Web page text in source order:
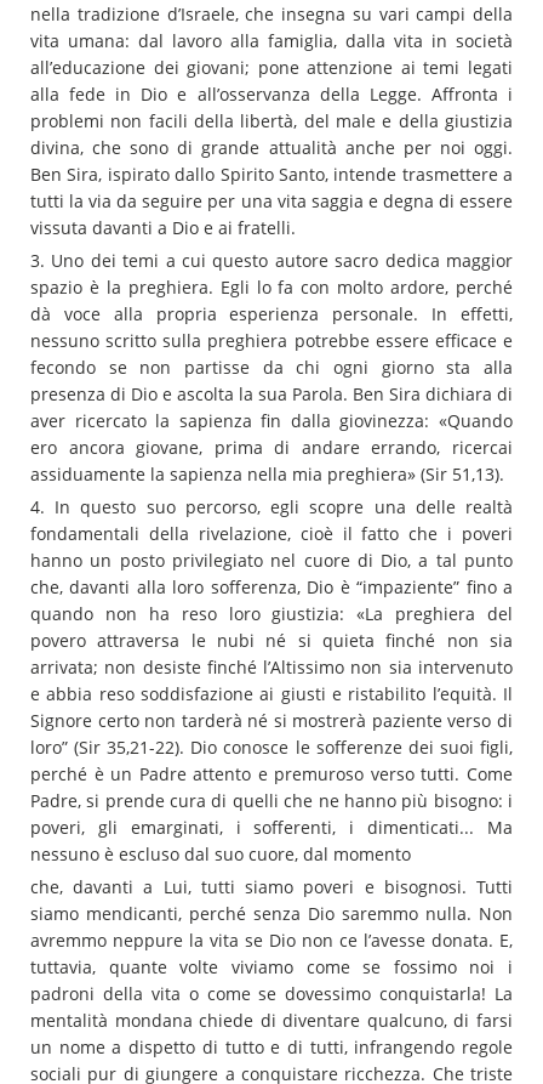
nella tradizione d’Israele, che insegna su vari campi della
vita umana: dal lavoro alla famiglia, dalla vita in società
all’educazione dei giovani; pone attenzione ai temi legati
alla fede in Dio e all’osservanza della Legge. Affronta i
problemi non facili della libertà, del male e della giustizia
divina, che sono di grande attualità anche per noi oggi.
Ben Sira, ispirato dallo Spirito Santo, intende trasmettere a
tutti la via da seguire per una vita saggia e degna di essere
vissuta davanti a Dio e ai fratelli.
3. Uno dei temi a cui questo autore sacro dedica maggior
spazio è la preghiera. Egli lo fa con molto ardore, perché
dà voce alla propria esperienza personale. In effetti,
nessuno scritto sulla preghiera potrebbe essere efficace e
fecondo se non partisse da chi ogni giorno sta alla
presenza di Dio e ascolta la sua Parola. Ben Sira dichiara di
aver ricercato la sapienza fin dalla giovinezza: «Quando
ero ancora giovane, prima di andare errando, ricercai
assiduamente la sapienza nella mia preghiera» (Sir 51,13).
4. In questo suo percorso, egli scopre una delle realtà
fondamentali della rivelazione, cioè il fatto che i poveri
hanno un posto privilegiato nel cuore di Dio, a tal punto
che, davanti alla loro sofferenza, Dio è “impaziente” fino a
quando non ha reso loro giustizia: «La preghiera del
povero attraversa le nubi né si quieta finché non sia
arrivata; non desiste finché l’Altissimo non sia intervenuto
e abbia reso soddisfazione ai giusti e ristabilito l’equità. Il
Signore certo non tarderà né si mostrerà paziente verso di
loro” (Sir 35,21-22). Dio conosce le sofferenze dei suoi figli,
perché è un Padre attento e premuroso verso tutti. Come
Padre, si prende cura di quelli che ne hanno più bisogno: i
poveri, gli emarginati, i sofferenti, i dimenticati... Ma
nessuno è escluso dal suo cuore, dal momento
che, davanti a Lui, tutti siamo poveri e bisognosi. Tutti
siamo mendicanti, perché senza Dio saremmo nulla. Non
avremmo neppure la vita se Dio non ce l’avesse donata. E,
tuttavia, quante volte viviamo come se fossimo noi i
padroni della vita o come se dovessimo conquistarla! La
mentalità mondana chiede di diventare qualcuno, di farsi
un nome a dispetto di tutto e di tutti, infrangendo regole
sociali pur di giungere a conquistare ricchezza. Che triste